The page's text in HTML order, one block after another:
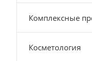
Комплексные
Косметология